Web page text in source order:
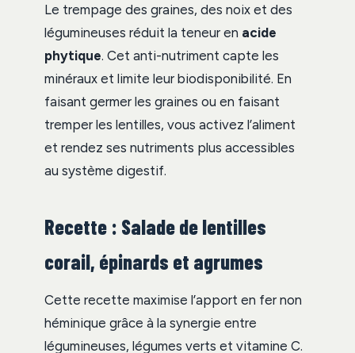
Le trempage des graines, des noix et des
légumineuses réduit la teneur en acide
phytique. Cet anti-nutriment capte les
minéraux et limite leur biodisponibilité. En
faisant germer les graines ou en faisant
tremper les lentilles, vous activez l’aliment
et rendez ses nutriments plus accessibles
au système digestif.
Recette : Salade de lentilles
corail, épinards et agrumes
Cette recette maximise l’apport en fer non
héminique grâce à la synergie entre
légumineuses, légumes verts et vitamine C.